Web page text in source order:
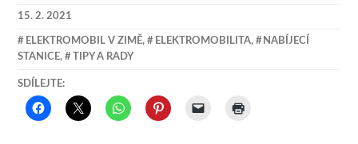
15. 2. 2021
ELEKTROMOBIL V ZIMĚ, ELEKTROMOBILITA,
NABÍJECÍ
STANICE, TIPY A RADY
SDÍLEJTE: